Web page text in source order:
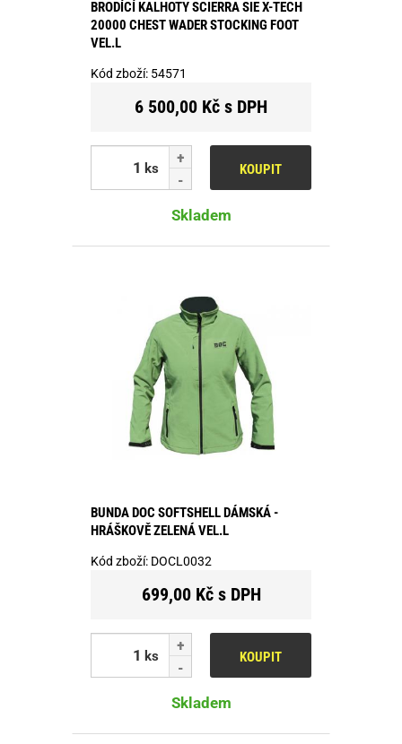
BRODÍCÍ KALHOTY SCIERRA SIE X-TECH
20000 CHEST WADER STOCKING FOOT
VEL.L
Kód zboží: 54571
6 500,00 Kč s DPH
ks KOUPIT
Skladem
BUNDA DOC SOFTSHELL DÁMSKÁ -
HRÁŠKOVĚ ZELENÁ VEL.L
Kód zboží: DOCL0032
699,00 Kč s DPH
ks KOUPIT
Skladem